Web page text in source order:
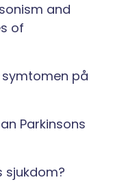
and
of
på
Parkinsons
sjukdom?